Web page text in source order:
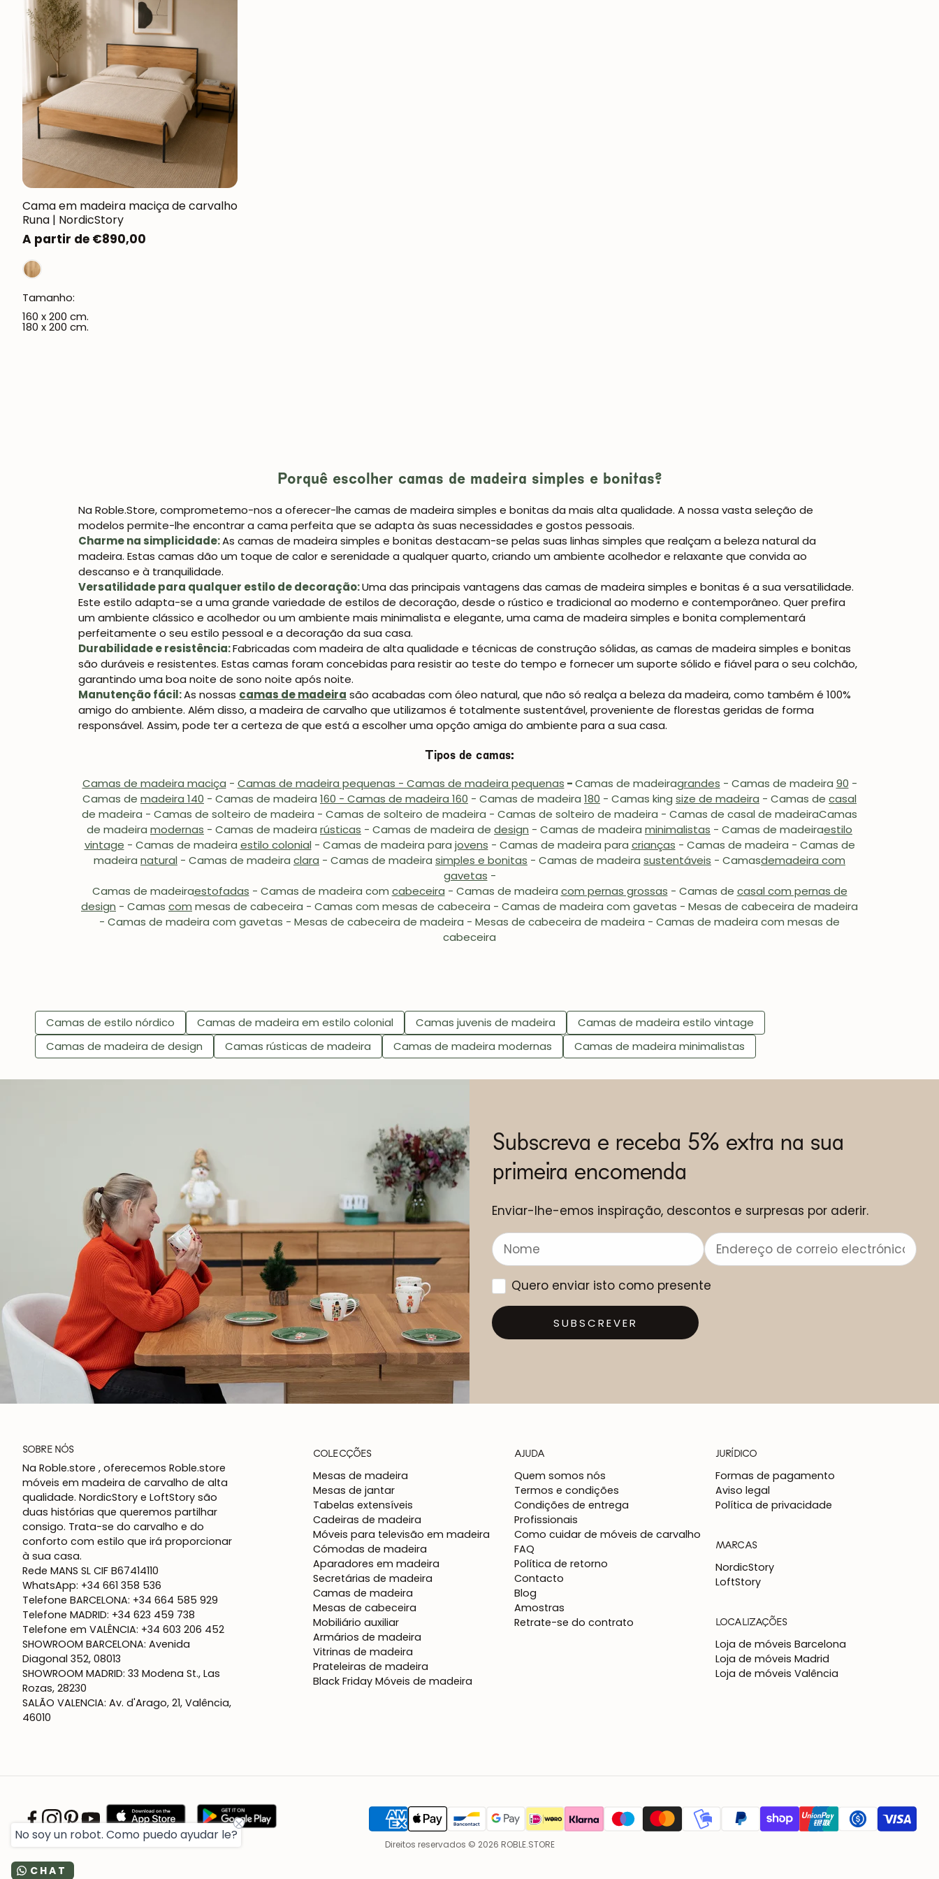
Cama em madeira maciça de carvalho
Runa | NordicStory
Preço
normal
A partir de €890,00
Tamanho:
160 x 200 cm.
180 x 200 cm.
Porquê escolher camas de madeira simples e bonitas?
Na Roble.Store, comprometemo-nos a oferecer-lhe camas de madeira simples e bonitas da mais alta qualidade. A nossa vasta seleção de
modelos permite-lhe encontrar a cama perfeita que se adapta às suas necessidades e gostos pessoais.
Charme na simplicidade:As camas de madeira simples e bonitas destacam-se pelas suas linhas simples que realçam a beleza natural da
madeira. Estas camas dão um toque de calor e serenidade a qualquer quarto, criando um ambiente acolhedor e relaxante que convida ao
descanso e à tranquilidade.
Versatilidade para qualquer estilo de decoração:Uma das principais vantagens das camas de madeira simples e bonitas é a sua versatilidade.
Este estilo adapta-se a uma grande variedade de estilos de decoração, desde o rústico e tradicional ao moderno e contemporâneo. Quer prefira
um ambiente clássico e acolhedor ou um ambiente mais minimalista e elegante, uma cama de madeira simples e bonita complementará
perfeitamente o seu estilo pessoal e a decoração da sua casa.
Durabilidade e resistência:Fabricadas com madeira de alta qualidade e técnicas de construção sólidas, as camas de madeira simples e bonitas
são duráveis e resistentes. Estas camas foram concebidas para resistir ao teste do tempo e fornecer um suporte sólido e fiável para o seu colchão,
garantindo uma boa noite de sono noite após noite.
Manutenção fácil:As nossas camas de madeira são acabadas com óleo natural, que não só realça a beleza da madeira, como também é 100%
amigo do ambiente. Além disso, a madeira de carvalho que utilizamos é totalmente sustentável, proveniente de florestas geridas de forma
responsável. Assim, pode ter a certeza de que está a escolher uma opção amiga do ambiente para a sua casa.
Tipos de camas:
Camas de madeira maciça - Camas de madeira pequenas - Camas de madeira pequenas -Camas de madeiragrandes - Camas de madeira 90 -
Camas de madeira 140 - Camas de madeira 160 - Camas de madeira 160 - Camas de madeira 180 - Camas king size de madeira - Camas de casal
de madeira - Camas de solteiro de madeira - Camas de solteiro de madeira - Camas de solteiro de madeira - Camas de casal de madeiraCamas
de madeira modernas - Camas de madeira rústicas - Camas de madeira de design - Camas de madeira minimalistas - Camas de madeiraestilo
vintage - Camas de madeira estilo colonial - Camas de madeira para jovens - Camas de madeira para crianças - Camas de madeira - Camas de
madeira natural - Camas de madeira clara - Camas de madeira simples e bonitas - Camas de madeira sustentáveis - Camasdemadeira com
gavetas -
Camas de madeiraestofadas - Camas de madeira com cabeceira - Camas de madeira com pernas grossas - Camas de casal com pernas de
design - Camas com mesas de cabeceira - Camas com mesas de cabeceira - Camas de madeira com gavetas - Mesas de cabeceira de madeira
- Camas de madeira com gavetas - Mesas de cabeceira de madeira - Mesas de cabeceira de madeira - Camas de madeira com mesas de
cabeceira
Camas de estilo nórdico Camas de madeira em estilo colonial Camas juvenis de madeira
Camas de madeira estilo vintage
Camas de madeira de design
Camas rústicas de madeira Camas de madeira modernas Camas de madeira minimalistas
Subscreva e receba 5% extra na sua
primeira encomenda
Enviar-lhe-emos inspiração, descontos e surpresas por aderir.
Quero enviar isto como presente
SUBSCREVER
SOBRE NÓS
Na Roble.store , oferecemos Roble.store
móveis em madeira de carvalho de alta
qualidade. NordicStory e LoftStory são
duas histórias que queremos partilhar
consigo. Trata-se do carvalho e do
conforto com estilo que irá proporcionar
à sua casa.
Rede MANS SL CIF B67414110
WhatsApp: +34 661 358 536
Telefone BARCELONA: +34 664 585 929
Telefone MADRID: +34 623 459 738
Telefone em VALÊNCIA: +34 603 206 452
SHOWROOM BARCELONA: Avenida
Diagonal 352, 08013
SHOWROOM MADRID: 33 Modena St., Las
Rozas, 28230
SALÃO VALENCIA: Av. d'Arago, 21, Valência,
46010
COLECÇÕES
Mesas de madeira
Mesas de jantar
Tabelas extensíveis
Cadeiras de madeira
Móveis para televisão em madeira
Cómodas de madeira
Aparadores em madeira
Secretárias de madeira
Camas de madeira
Mesas de cabeceira
Mobiliário auxiliar
Armários de madeira
Vitrinas de madeira
Prateleiras de madeira
Black Friday Móveis de madeira
AJUDA
Quem somos nós
Termos e condições
Condições de entrega
Profissionais
Como cuidar de móveis de carvalho
FAQ
Política de retorno
Contacto
Blog
Amostras
Retrate-se do contrato
JURÍDICO
Formas de pagamento
Aviso legal
Política de privacidade
MARCAS
NordicStory
LoftStory
LOCALIZAÇÕES
Loja de móveis Barcelona
Loja de móveis Madrid
Loja de móveis Valência
Direitos reservados © 2026 ROBLE.STORE
CHAT
JUNTE-SE À NOSSA COMUNIDADE
Obtém 5% de desconto.
Subscrever-me
No soy un robot. Como puedo ayudar le?